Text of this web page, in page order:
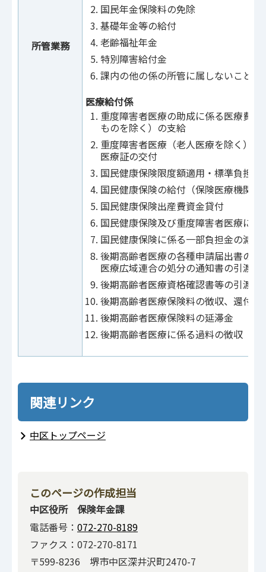
所管業務
国民年金保険料の免除
基礎年金等の給付
老齢福祉年金
特別障害給付金
課内の他の係の所管に属しないこと
医療給付係
重度障害者医療の助成に係る医療費
ものを除く）の支給
重度障害者医療（老人医療を除く）
医療証の交付
国民健康保険限度額適用・標準負担
国民健康保険の給付（保険医療機関
国民健康保険出産費資金貸付
国民健康保険及び重度障害者医療に
国民健康保険に係る一部負担金の減免
後期高齢者医療の各種申請届出書の
医療広域連合の処分の通知書の引渡し
後期高齢者医療資格確認書等の引渡し
後期高齢者医療保険料の徴収、還付、
後期高齢者医療保険料の延滞金
後期高齢者医療に係る過料の徴収
関連リンク
中区トップページ
このページの作成担当
中区役所 保険年金課
電話番号： 072-270-8189
ファクス：072-270-8171
〒599-8236 堺市中区深井沢町2470-7